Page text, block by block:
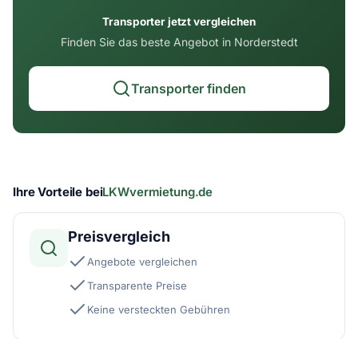
Transporter jetzt vergleichen
Finden Sie das beste Angebot in Norderstedt
Transporter finden
Ihre Vorteile beiLKWvermietung.de
Preisvergleich
Angebote vergleichen
Transparente Preise
Keine versteckten Gebühren